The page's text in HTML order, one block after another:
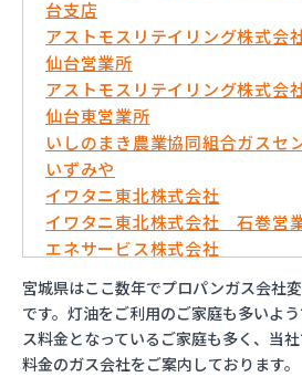
台支店
アストモスリテイリング株式
仙台営業所
アストモスリテイリング株式
仙台東営業所
いしのまき農業協同組合ガスセ
いずみや
イワタニ東北株式会社
イワタニ東北株式会社 石巻営
エネサービス株式会社
エネックスジャパン株式会社 岩
エネックスジャパン株式会社
カガク興商株式会社
カガク興商株式会社 充填所
宮城県はここ数年でプロパンガス会社
です。灯油をご利用のご家庭も多いよ
ス料金となっているご家庭も多く、当
料金のガス会社をご案内しております。